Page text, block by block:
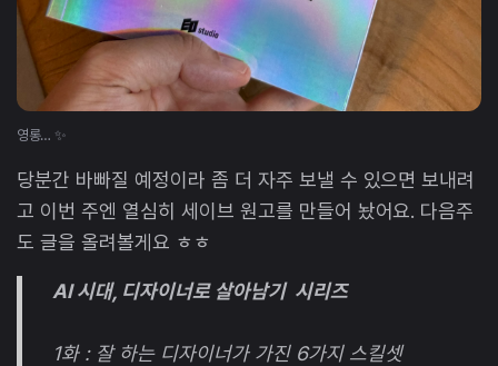
영롱… ✨
당분간 바빠질 예정이라 좀 더 자주 보낼 수 있으면 보내려
고 이번 주엔 열심히 세이브 원고를 만들어 놨어요. 다음주
도 글을 올려볼게요 ㅎㅎ
AI 시대, 디자이너로 살아남기 시리즈
1화 : 잘 하는 디자이너가 가진 6가지 스킬셋